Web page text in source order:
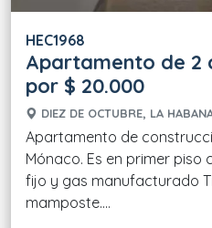
HEC1968
Apartamento de 2
por $ 20.000
DIEZ DE OCTUBRE, LA
Apartamento de
Mónaco. Es en primer piso
fijo y gas manufacturado
mamposte....